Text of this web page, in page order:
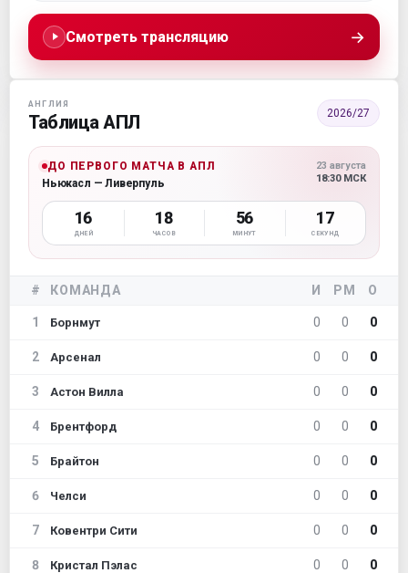
Смотреть трансляцию →
АНГЛИЯ
Таблица АПЛ 2026/27
ДО ПЕРВОГО МАТЧА В АПЛ
Ньюкасл — Ливерпуль
23 августа
18:30 МСК
16
ДНЕЙ
18
ЧАСОВ
56
МИНУТ
15
СЕКУНД
# КОМАНДА И РМ О
1 Борнмут 0 0 0
2 Арсенал 0 0 0
3 Астон Вилла 0 0 0
4 Брентфорд 0 0 0
5 Брайтон 0 0 0
6 Челси 0 0 0
7 Ковентри Сити 0 0 0
8 Кристал Пэлас 0 0 0